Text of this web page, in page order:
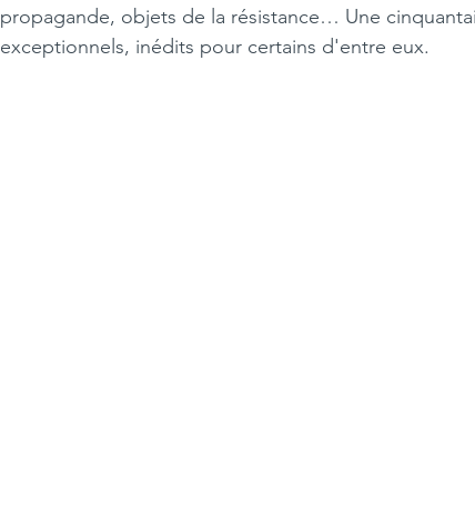
propagande, objets de la résistance… Une
exceptionnels, inédits pour certains d'entre eux.